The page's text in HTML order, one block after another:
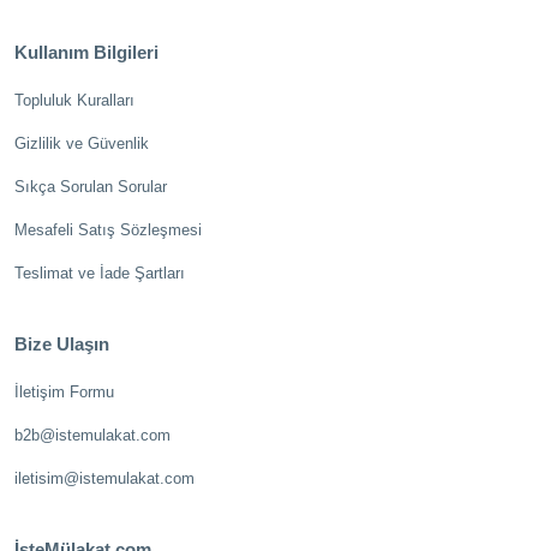
Kullanım Bilgileri
Topluluk Kuralları
Gizlilik ve Güvenlik
Sıkça Sorulan Sorular
Mesafeli Satış Sözleşmesi
Teslimat ve İade Şartları
Bize Ulaşın
İletişim Formu
b2b@istemulakat.com
iletisim@istemulakat.com